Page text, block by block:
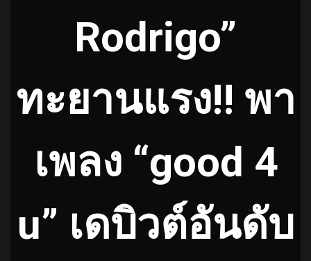
Rodrigo”
ทะยานแรง!! พา
เพลง “good 4
u” เดบิวต์อันดับ